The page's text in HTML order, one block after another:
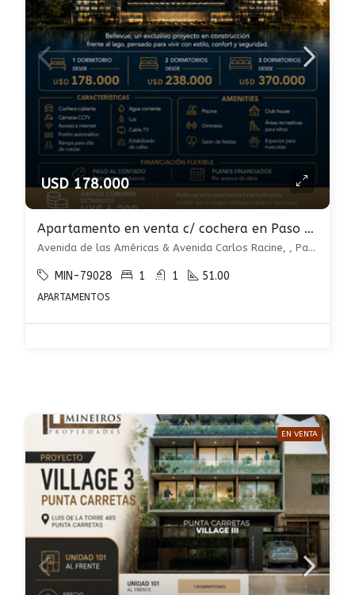
USD 178.000
Apartamento en venta c/ cochera en Paso Carrasco
Avenida de las Américas & Avenida Carlos Racine, , Paso Carrasco
MIN-79028 1 1 51.00
APARTAMENTOS
EN VENTA